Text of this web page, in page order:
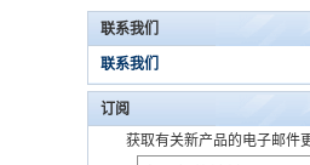
联系我们
联系我们
订阅
获取有关新产品的电子邮件
便携式多功能 15W